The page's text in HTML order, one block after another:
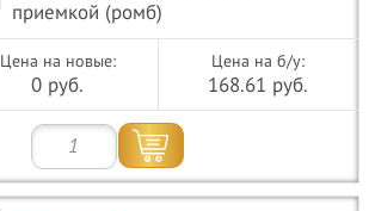
приемкой (ромб)
Цена на новые:
0 руб.
Цена на б/у:
168.61 руб.